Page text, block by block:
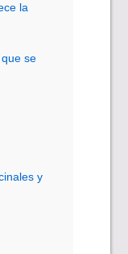
la
se
y